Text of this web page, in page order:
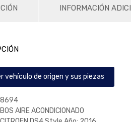
INFORMACIÓN
vehículo de origen y sus piezas
AIRE ACONDICIONADO